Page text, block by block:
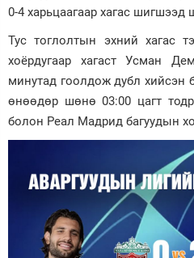
0-4 харьцаагаар хагас шигшээд
Тус тоглолтын эхний хагас
хоёрдугаар хагаст Усман
минутад гоолдож дубл хийсэн
өнөөдөр шөнө 03:00 цагт
болон Реал Мадрид багуудын